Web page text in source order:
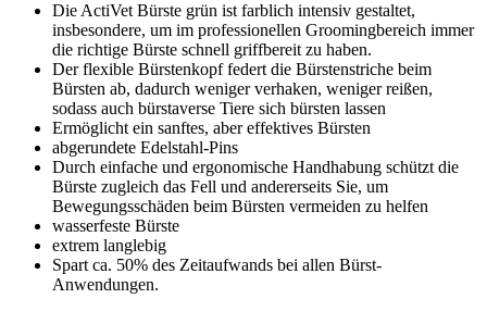
Die ActiVet Bürste grün ist farblich intensiv gestaltet,
insbesondere, um im professionellen Groomingbereich immer
die richtige Bürste schnell griffbereit zu haben.
Der flexible Bürstenkopf federt die Bürstenstriche beim
Bürsten ab, dadurch weniger verhaken, weniger reißen,
sodass auch bürstaverse Tiere sich bürsten lassen
Ermöglicht ein sanftes, aber effektives Bürsten
abgerundete Edelstahl-Pins
Durch einfache und ergonomische Handhabung schützt die
Bürste zugleich das Fell und andererseits Sie, um
Bewegungsschäden beim Bürsten vermeiden zu helfen
wasserfeste Bürste
extrem langlebig
Spart ca. 50% des Zeitaufwands bei allen Bürst-
Anwendungen.